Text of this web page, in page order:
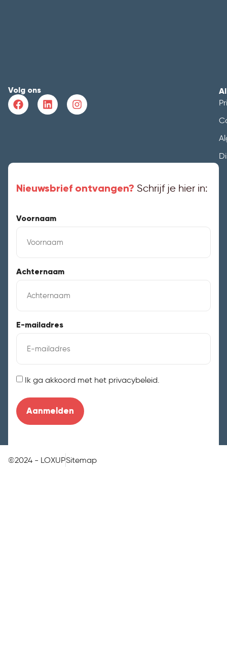
Volg ons
Nieuwsbrief ontvangen? Schrijf je hier in:
Voornaam
Achternaam
E-mailadres
Instemming
Ik ga akkoord met het privacybeleid.
©2024 - LOXUPSitemap